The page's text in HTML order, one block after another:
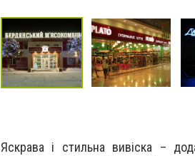
Яскрава і стильна вивіска –